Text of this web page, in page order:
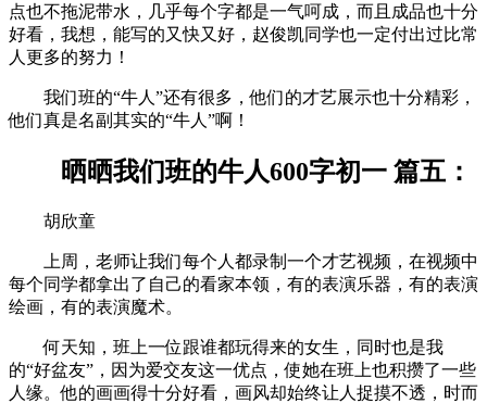
点也不拖泥带水，几乎每个字都是一气呵成，而且成品也十分
好看，我想，能写的又快又好，赵俊凯同学也一定付出过比常
人更多的努力！
我们班的“牛人”还有很多，他们的才艺展示也十分精彩，
他们真是名副其实的“牛人”啊！
晒晒我们班的牛人600字初一 篇五：
胡欣童
上周，老师让我们每个人都录制一个才艺视频，在视频中
每个同学都拿出了自己的看家本领，有的表演乐器，有的表演
绘画，有的表演魔术。
何天知，班上一位跟谁都玩得来的女生，同时也是我
的“好盆友”，因为爱交友这一优点，使她在班上也积攒了一些
人缘。他的画画得十分好看，画风却始终让人捉摸不透，时而